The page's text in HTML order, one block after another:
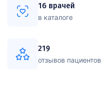
16 врачей
в каталоге
219
отзывов пациентов
Ваш e-mail:*
Я согласен на